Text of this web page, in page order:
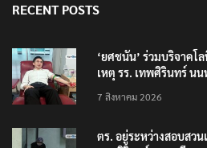
RECENT POSTS
‘ยศชนัน’ ร่วมบริจาคโ
เหตุ รร. เทพศิรินทร์ น
7 สิงหาคม 2026
ตร. อยู่ระหว่างสอบสวน